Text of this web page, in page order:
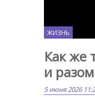
ЖИЗНЬ
Как же
и
5 июня 2026